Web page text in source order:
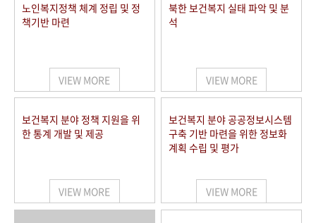
노인복지정책 체계 정립 및 정
책기반 마련
VIEW MORE
북한 보건복지 실태 파악 및 분
석
VIEW MORE
보건복지 분야 정책 지원을 위
한 통계 개발 및 제공
VIEW MORE
보건복지 분야 공공정보시스템
구축 기반 마련을 위한 정보화
계획 수립 및 평가
VIEW MORE